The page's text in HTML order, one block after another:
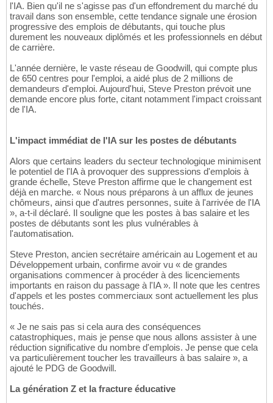
l'IA. Bien qu'il ne s'agisse pas d'un effondrement du marché du
travail dans son ensemble, cette tendance signale une érosion
progressive des emplois de débutants, qui touche plus
durement les nouveaux diplômés et les professionnels en début
de carrière.
L'année dernière, le vaste réseau de Goodwill, qui compte plus
de 650 centres pour l'emploi, a aidé plus de 2 millions de
demandeurs d'emploi. Aujourd'hui, Steve Preston prévoit une
demande encore plus forte, citant notamment l'impact croissant
de l'IA.
L'impact immédiat de l'IA sur les postes de débutants
Alors que certains leaders du secteur technologique minimisent
le potentiel de l'IA à provoquer des suppressions d'emplois à
grande échelle, Steve Preston affirme que le changement est
déjà en marche. « Nous nous préparons à un afflux de jeunes
chômeurs, ainsi que d'autres personnes, suite à l'arrivée de l'IA
», a-t-il déclaré. Il souligne que les postes à bas salaire et les
postes de débutants sont les plus vulnérables à
l'automatisation.
Steve Preston, ancien secrétaire américain au Logement et au
Développement urbain, confirme avoir vu « de grandes
organisations commencer à procéder à des licenciements
importants en raison du passage à l'IA ». Il note que les centres
d'appels et les postes commerciaux sont actuellement les plus
touchés.
« Je ne sais pas si cela aura des conséquences
catastrophiques, mais je pense que nous allons assister à une
réduction significative du nombre d'emplois. Je pense que cela
va particulièrement toucher les travailleurs à bas salaire », a
ajouté le PDG de Goodwill.
La génération Z et la fracture éducative